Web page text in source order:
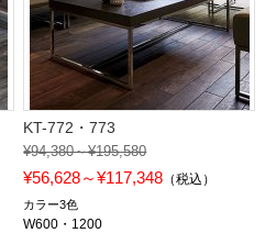
KT-772・773
¥94,380～¥195,580
¥56,628～¥117,348 （税込）
カラー3色
W600・1200